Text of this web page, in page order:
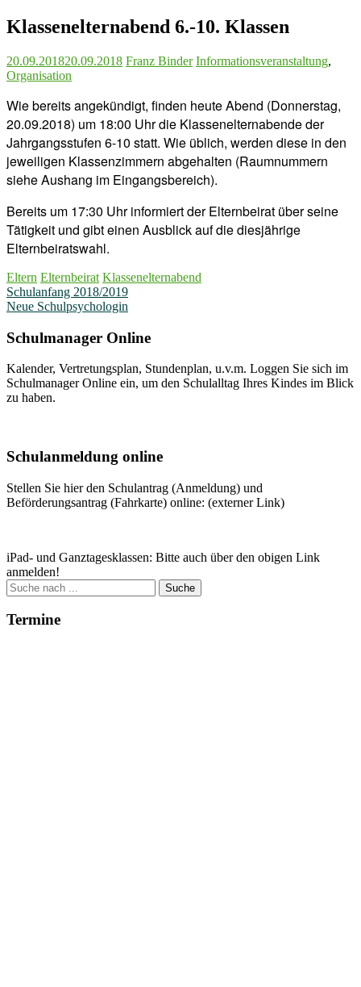
Klassenelternabend 6.-10. Klassen
20.09.201820.09.2018 Franz Binder Informationsveranstaltung,
Organisation
Wie bereits angekündigt, finden heute Abend (Donnerstag,
20.09.2018) um 18:00 Uhr die Klassenelternabende der
Jahrgangsstufen 6-10 statt. Wie üblich, werden diese in den
jeweiligen Klassenzimmern abgehalten (Raumnummern
siehe Aushang im Eingangsbereich).
Bereits um 17:30 Uhr informiert der Elternbeirat über seine
Tätigkeit und gibt einen Ausblick auf die diesjährige
Elternbeiratswahl.
Eltern Elternbeirat Klassenelternabend
Beitragsnavigation
Schulanfang 2018/2019
Neue Schulpsychologin
Schulmanager Online
Kalender, Vertretungsplan, Stundenplan, u.v.m. Loggen Sie sich im
Schulmanager Online ein, um den Schulalltag Ihres Kindes im Blick
zu haben.
Schulanmeldung online
Stellen Sie hier den Schulantrag (Anmeldung) und
Beförderungsantrag (Fahrkarte) online: (externer Link)
iPad- und Ganztagesklassen: Bitte auch über den obigen Link
anmelden!
Suche
nach:
Termine